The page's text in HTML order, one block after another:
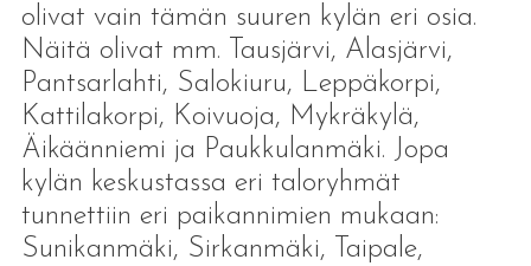
olivat vain tämän suuren kylän eri osia.
Näitä olivat mm. Tausjärvi, Alasjärvi,
Pantsarlahti, Salokiuru, Leppäkorpi,
Kattilakorpi, Koivuoja, Mykräkylä,
Äikäänniemi ja Paukkulanmäki. Jopa
kylän keskustassa eri taloryhmät
tunnettiin eri paikannimien mukaan:
Sunikanmäki, Sirkanmäki, Taipale,